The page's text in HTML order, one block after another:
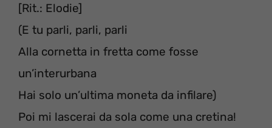
[Rit.: Elodie]
(E tu parli, parli, parli
Alla cornetta in fretta come fosse
un’interurbana
Hai solo un’ultima moneta da infilare)
Poi mi lascerai da sola come una cretina!